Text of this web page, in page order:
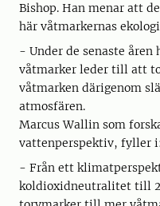
Bishop. Han menar att
här våtmarkernas
- Under de senaste
våtmarker leder till att
våtmarken därigenom
atmosfären.
Marcus Wallin som
vattenperspektiv, fyller
- Från ett
koldioxidneutralitet till